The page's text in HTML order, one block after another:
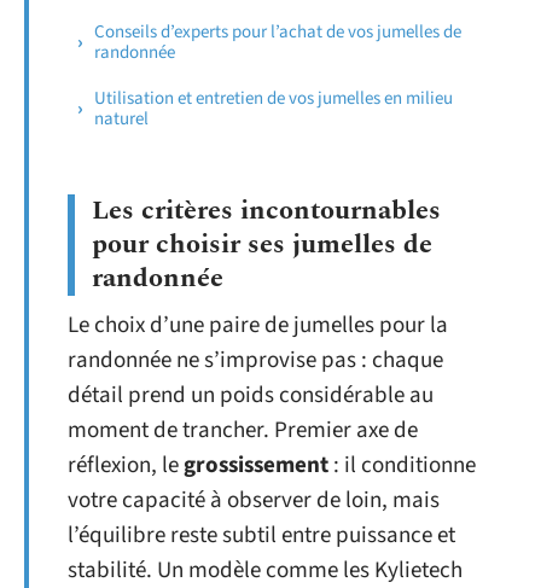
Conseils d’experts pour l’achat de vos jumelles de
randonnée
Utilisation et entretien de vos jumelles en milieu
naturel
Les critères incontournables
pour choisir ses jumelles de
randonnée
Le choix d’une paire de jumelles pour la
randonnée ne s’improvise pas : chaque
détail prend un poids considérable au
moment de trancher. Premier axe de
réflexion, legrossissement: il conditionne
votre capacité à observer de loin, mais
l’équilibre reste subtil entre puissance et
stabilité. Un modèle comme les Kylietech